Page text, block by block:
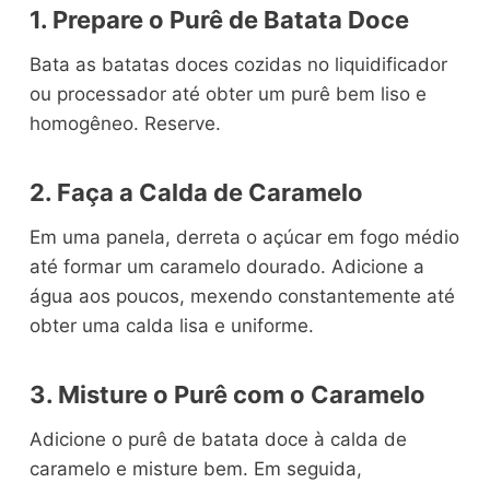
1. Prepare o Purê de Batata Doce
Bata as batatas doces cozidas no liquidificador
ou processador até obter um purê bem liso e
homogêneo. Reserve.
2. Faça a Calda de Caramelo
Em uma panela, derreta o açúcar em fogo médio
até formar um caramelo dourado. Adicione a
água aos poucos, mexendo constantemente até
obter uma calda lisa e uniforme.
3. Misture o Purê com o Caramelo
Adicione o purê de batata doce à calda de
caramelo e misture bem. Em seguida,